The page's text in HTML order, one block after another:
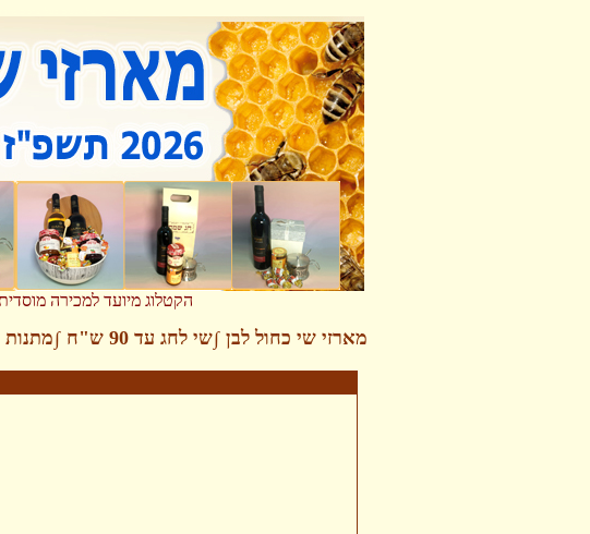
הקטלוג מיועד למכירה
מארזי שי כחול לבן ∫שי לחג עד 90 ש"ח ∫מתנות עד